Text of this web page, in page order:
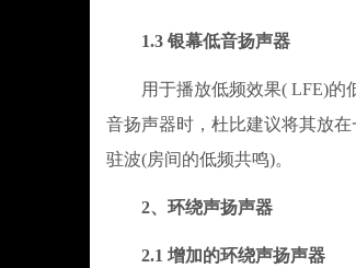
1.3 银幕低音扬声器
用于播放低频效果( LFE)的低
音扬声器时，杜比建议将其放
驻波(房间的低频共鸣)。
2、环绕声扬声器
2.1 增加的环绕声扬声器